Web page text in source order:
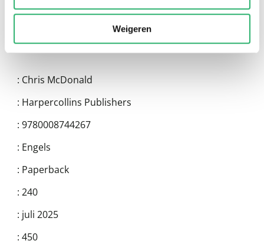
Weigeren
: Chris McDonald
: Harpercollins Publishers
: 9780008744267
: Engels
: Paperback
: 240
: juli 2025
: 450